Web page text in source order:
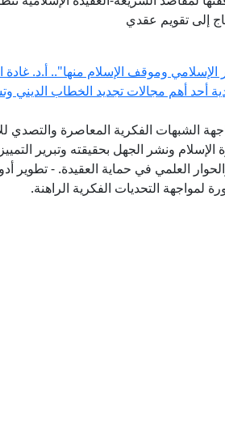
إلى تقويم عقدي
وموقف الإسلام منها".. أ.د. غادة
أحد أهم مجالات تجديد الخطاب الديني
الشبهات الفكرية المعاصرة والتصدي
الإسلام ونشر الجهل بحقيقته وتبرير
العلمي في حماية العقيدة. - تطوير
لمواجهة التحديات الفكرية الراهنة.